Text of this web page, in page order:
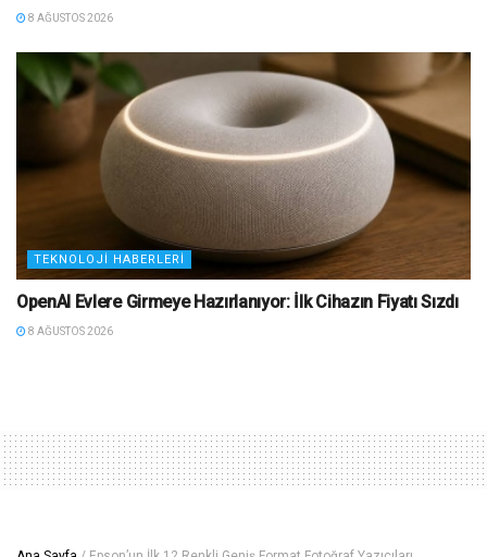
8 AĞUSTOS 2026
TEKNOLOJI HABERLERI
OpenAI Evlere Girmeye Hazırlanıyor: İlk Cihazın Fiyatı Sızdı
8 AĞUSTOS 2026